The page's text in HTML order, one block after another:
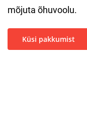
mõjuta õhuvoolu.
Küsi pakkumist